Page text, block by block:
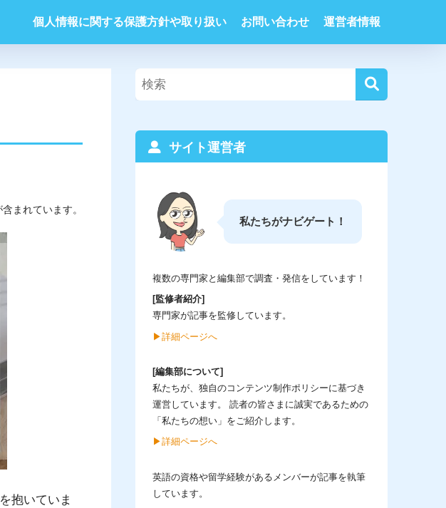
個人情報に関する保護方針や取り扱い お問い合わせ 運営者情報
まれています。
抱いていま
サイト運営者
私たちがナビゲート！
複数の専門家と編集部で調査・発信をしています！
[監修者紹介]
専門家が記事を監修しています。
▶︎詳細ページへ
[編集部について]
私たちが、独自のコンテンツ制作ポリシーに基づき
運営しています。 読者の皆さまに誠実であるための
「私たちの想い」をご紹介します。
▶︎詳細ページへ
英語の資格や留学経験があるメンバーが記事を執筆
しています。